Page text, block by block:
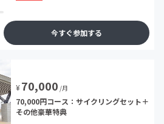
今すぐ参加する
¥70,000 /月
70,000円コース：サイクリングセット＋
その他豪華特典